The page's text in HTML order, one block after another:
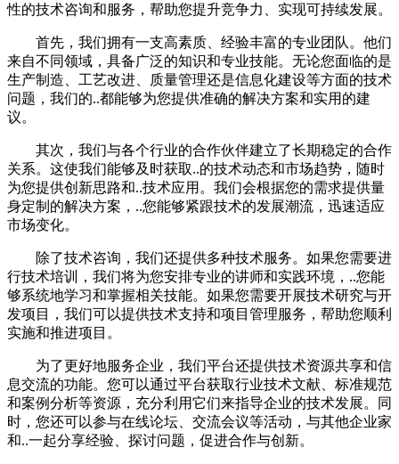
性的技术咨询和服务，帮助您提升竞争力、实现可持续发展。
首先，我们拥有一支高素质、经验丰富的专业团队。他们
来自不同领域，具备广泛的知识和专业技能。无论您面临的是
生产制造、工艺改进、质量管理还是信息化建设等方面的技术
问题，我们的..都能够为您提供准确的解决方案和实用的建
议。
其次，我们与各个行业的合作伙伴建立了长期稳定的合作
关系。这使我们能够及时获取..的技术动态和市场趋势，随时
为您提供创新思路和..技术应用。我们会根据您的需求提供量
身定制的解决方案，..您能够紧跟技术的发展潮流，迅速适应
市场变化。
除了技术咨询，我们还提供多种技术服务。如果您需要进
行技术培训，我们将为您安排专业的讲师和实践环境，..您能
够系统地学习和掌握相关技能。如果您需要开展技术研究与开
发项目，我们可以提供技术支持和项目管理服务，帮助您顺利
实施和推进项目。
为了更好地服务企业，我们平台还提供技术资源共享和信
息交流的功能。您可以通过平台获取行业技术文献、标准规范
和案例分析等资源，充分利用它们来指导企业的技术发展。同
时，您还可以参与在线论坛、交流会议等活动，与其他企业家
和..一起分享经验、探讨问题，促进合作与创新。